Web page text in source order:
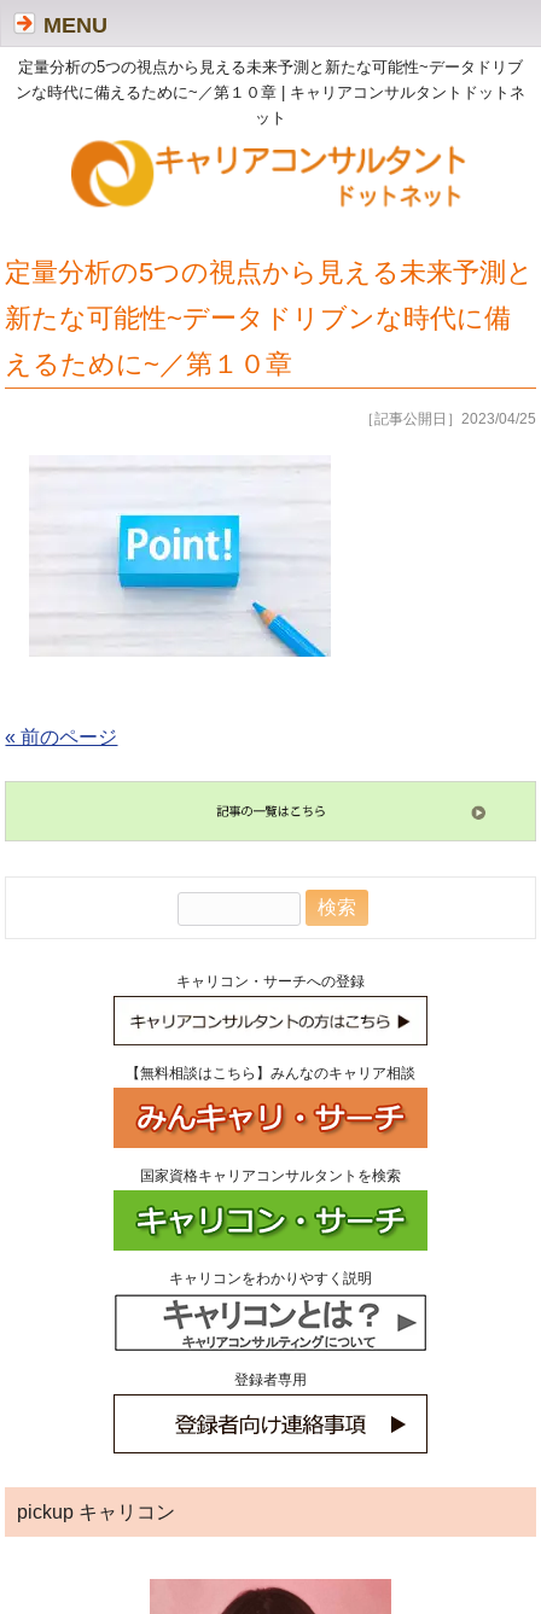
定量分析の5つの視点から見える未来予測と新たな可能性~データドリブ
ンな時代に備えるために~／第１０章 | キャリアコンサルタントドットネ
ット
MENU
定量分析の5つの視点から見える未来予測と
新たな可能性~データドリブンな時代に備
えるために~／第１０章
［記事公開日］2023/04/25
« 前のページ
キャリコン・サーチへの登録
【無料相談はこちら】みんなのキャリア相談
国家資格キャリアコンサルタントを検索
キャリコンをわかりやすく説明
登録者専用
pickup キャリコン